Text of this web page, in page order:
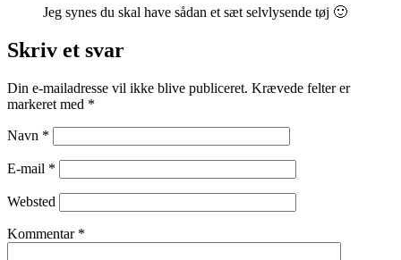
Jeg synes du skal have sådan et sæt selvlysende tøj 🙂
Skriv et svar
Din e-mailadresse vil ikke blive publiceret. Krævede felter er
markeret med *
Navn *
E-mail *
Websted
Kommentar *